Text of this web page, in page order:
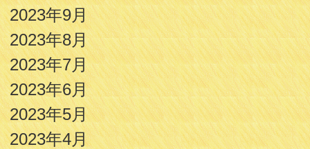
2023年9月
2023年8月
2023年7月
2023年6月
2023年5月
2023年4月